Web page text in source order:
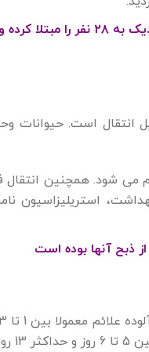
تب کریمه کنگو یک بیماری ویروسی مشترک بین دام و انسان است که از ابتدای سال تاکنون نزدیک به ۲۸ نفر را مبتلا کرده و
انتقال است. حیوانات
می شود. همچنین انتقال
استریلیزاسیون
ذبح آنها بوده است
حداکثر تا 9 روز نمایان